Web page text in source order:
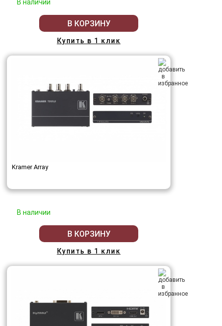
В наличии
В КОРЗИНУ
Купить в 1 клик
Kramer Array
В наличии
В КОРЗИНУ
Купить в 1 клик